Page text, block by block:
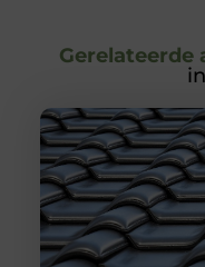
Gerelateerde